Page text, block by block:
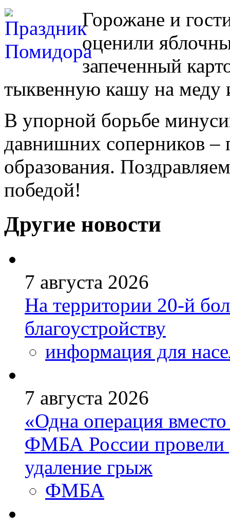
Горожане и
оценили
запеченный
тыквенную кашу на меду
В упорной борьбе
давнишних соперников –
образования.
победой!
Другие новости
7 августа 2026
На территории 20-й
благоустройству
информация для
7 августа 2026
«Одна операция
ФМБА России провели
удаление грыж
ФМБА